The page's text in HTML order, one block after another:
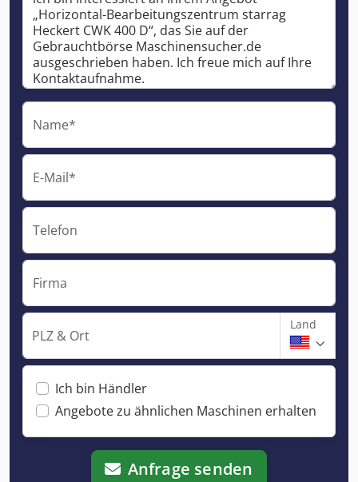
Name*
E-Mail*
Telefon
Firma
PLZ & Ort
Land
Ich bin Händler
Angebote zu ähnlichen Maschinen erhalten
Anfrage senden